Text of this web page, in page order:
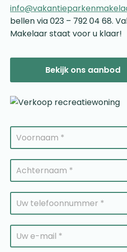
bellen via 023 – 792 04 68.
Makelaar staat voor u klaar!
Bekijk ons aanbod